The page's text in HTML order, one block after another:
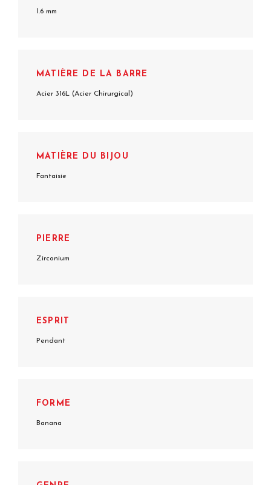
1.6 mm
MATIÈRE DE LA BARRE
Acier 316L (Acier Chirurgical)
MATIÈRE DU BIJOU
Fantaisie
PIERRE
Zirconium
ESPRIT
Pendant
FORME
Banana